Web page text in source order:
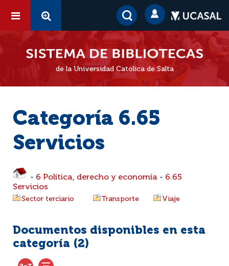
de la Universidad Católica de Salta
Categoría 6.65
Servicios
- 6 Política, derecho y economía - 6.65
Servicios
Sector terciario Transporte Viaje
Documentos disponibles en esta
categoría (2)